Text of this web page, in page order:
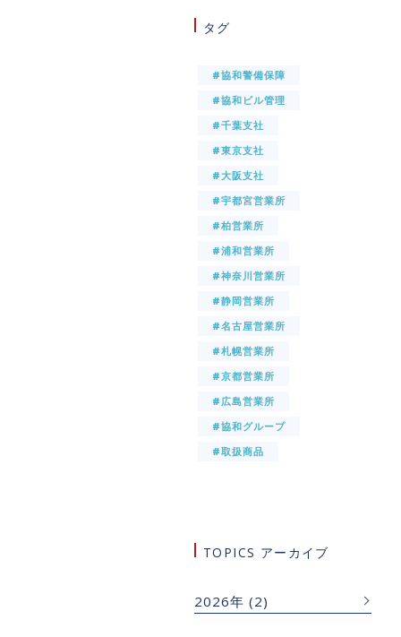
タグ
#協和警備保障
#協和ビル管理
#千葉支社
#東京支社
#大阪支社
#宇都宮営業所
#柏営業所
#浦和営業所
#神奈川営業所
#静岡営業所
#名古屋営業所
#札幌営業所
#京都営業所
#広島営業所
#協和グループ
#取扱商品
TOPICS アーカイブ
2026年 (2)